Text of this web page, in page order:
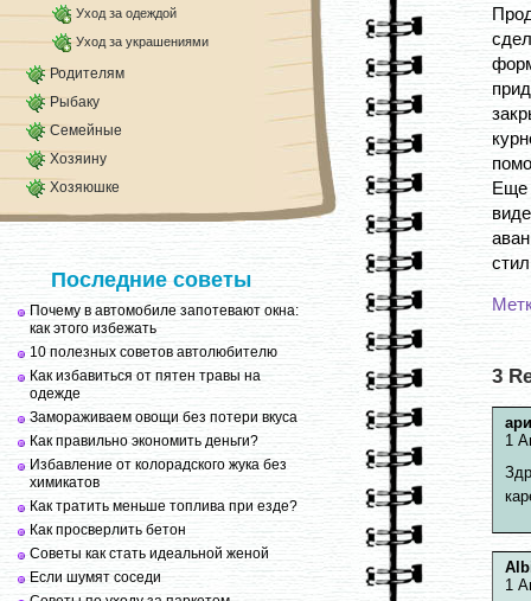
Уход за одеждой
Уход за украшениями
Родителям
Рыбаку
Семейные
Хозяину
Хозяюшке
Последние советы
Почему в автомобиле запотевают окна:
как этого избежать
10 полезных советов автолюбителю
Как избавиться от пятен травы на
одежде
Замораживаем овощи без потери вкуса
Как правильно экономить деньги?
Избавление от колорадского жука без
химикатов
Как тратить меньше топлива при езде?
Как просверлить бетон
Советы как стать идеальной женой
Если шумят соседи
Еще
3
1
1